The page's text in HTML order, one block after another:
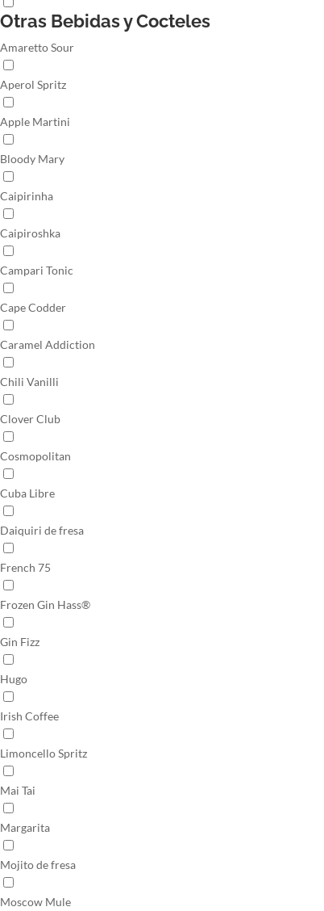
Otras Bebidas y Cocteles
Amaretto Sour
Aperol Spritz
Apple Martini
Bloody Mary
Caipirinha
Caipiroshka
Campari Tonic
Cape Codder
Caramel Addiction
Chili Vanilli
Clover Club
Cosmopolitan
Cuba Libre
Daiquiri de fresa
French 75
Frozen Gin Hass®
Gin Fizz
Hugo
Irish Coffee
Limoncello Spritz
Mai Tai
Margarita
Mojito de fresa
Moscow Mule